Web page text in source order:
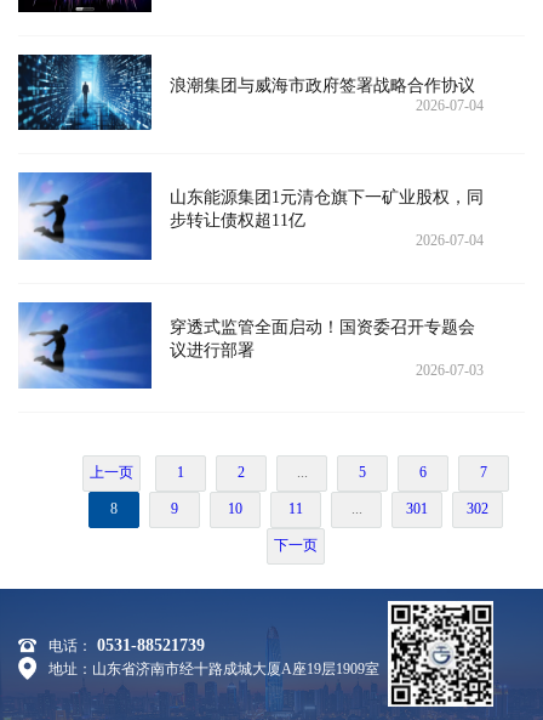
浪潮集团与威海市政府签署战略合作协议
2026-07-04
山东能源集团1元清仓旗下一矿业股权，同
步转让债权超11亿
2026-07-04
穿透式监管全面启动！国资委召开专题会
议进行部署
2026-07-03
上一页 1 2 ... 5 6 7
8 9 10 11 ... 301 302
下一页
电话： 0531-88521739
地址：山东省济南市经十路成城大厦A座19层1909室